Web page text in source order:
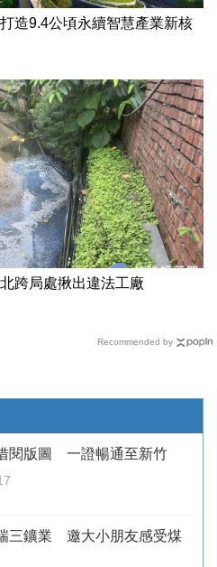
造9.4公頃永續智慧產業新核
跨局處揪出違法工廠
Recommended by
閱版圖 一證暢通至新竹
三鑛業 邀大小朋友感受煤